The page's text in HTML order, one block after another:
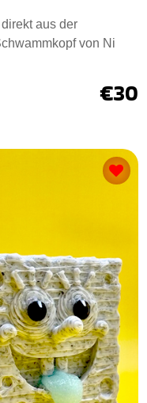
aus der
von Ni
€30